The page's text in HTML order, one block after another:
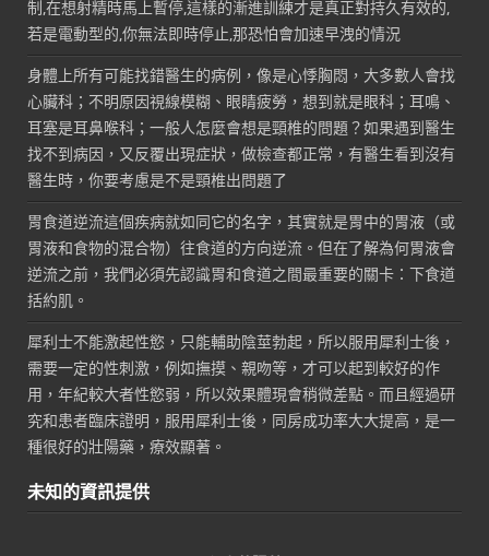
制,在想射精時馬上暫停,這樣的漸進訓練才是真正對持久有效的,
若是電動型的,你無法即時停止,那恐怕會加速早洩的情況
身體上所有可能找錯醫生的病例，像是心悸胸悶，大多數人會找
心臟科；不明原因視線模糊、眼睛疲勞，想到就是眼科；耳鳴、
耳塞是耳鼻喉科；一般人怎麼會想是頸椎的問題？如果遇到醫生
找不到病因，又反覆出現症狀，做檢查都正常，有醫生看到沒有
醫生時，你要考慮是不是頸椎出問題了
胃食道逆流這個疾病就如同它的名字，其實就是胃中的胃液（或
胃液和食物的混合物）往食道的方向逆流。但在了解為何胃液會
逆流之前，我們必須先認識胃和食道之間最重要的關卡：下食道
括約肌。
犀利士不能激起性慾，只能輔助陰莖勃起，所以服用犀利士後，
需要一定的性刺激，例如撫摸、親吻等，才可以起到較好的作
用，年紀較大者性慾弱，所以效果體現會稍微差點。而且經過研
究和患者臨床證明，服用犀利士後，同房成功率大大提高，是一
種很好的壯陽藥，療效顯著。
未知的資訊提供